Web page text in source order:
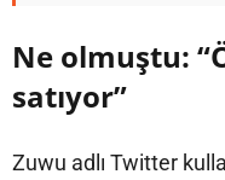
Ne olmuştu:
satıyor”
Zuwu adlı Twitter